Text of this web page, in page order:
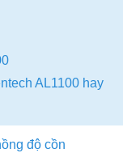
AL1100 hay
độ cồn